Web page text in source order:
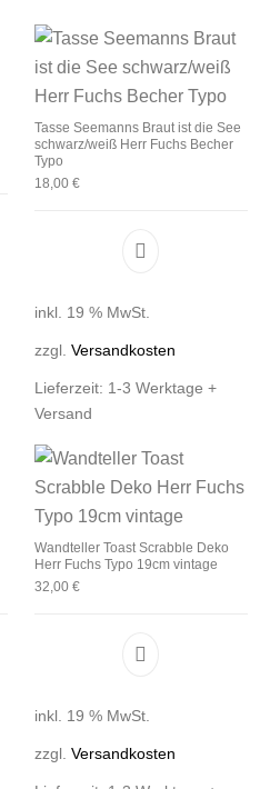
Tasse Seemanns Braut ist die See
schwarz/weiß Herr Fuchs Becher
Typo
18,00 €
inkl. 19 % MwSt.
zzgl. Versandkosten
Lieferzeit: 1-3 Werktage +
Versand
Wandteller Toast Scrabble Deko
Herr Fuchs Typo 19cm vintage
32,00 €
inkl. 19 % MwSt.
zzgl. Versandkosten